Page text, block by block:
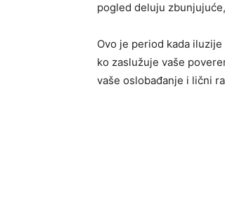
pogled deluju
Ovo je period kada
ko zaslužuje vaše
vaše oslobađanje i lični